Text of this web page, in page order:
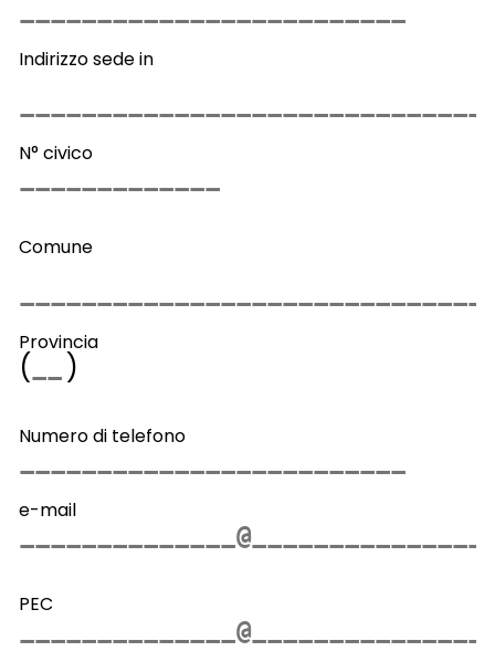
Indirizzo sede in
N° civico
Comune
Provincia
( )
Numero di telefono
e-mail
PEC